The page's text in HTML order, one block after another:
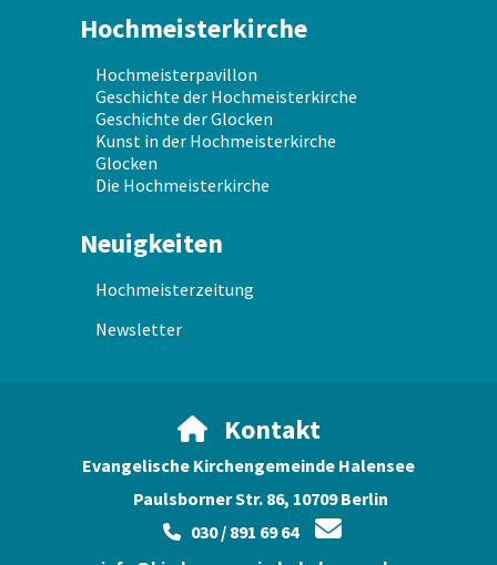
Hochmeisterkirche
Hochmeisterpavillon
Geschichte der Hochmeisterkirche
Geschichte der Glocken
Kunst in der Hochmeisterkirche
Glocken
Die Hochmeisterkirche
Neuigkeiten
Hochmeisterzeitung
Newsletter
Kontakt
Evangelische Kirchengemeinde Halensee
Paulsborner Str. 86, 10709 Berlin
030 / 891 69 64 